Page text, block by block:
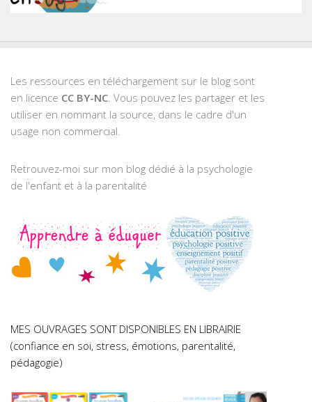
Les ressources en téléchargement sur le blog sont
en licence CC BY-NC. Vous pouvez les partager et les
utiliser en nommant la source, dans le cadre d'un
usage non commercial.
Retrouvez-moi sur mon blog dédié à la psychologie
de l'enfant et à la parentalité
MES OUVRAGES SONT DISPONIBLES EN LIBRAIRIE
(confiance en soi, stress, émotions, parentalité,
pédagogie)